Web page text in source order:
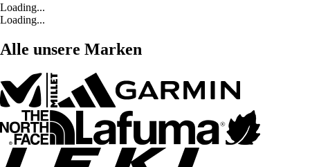
Loading...
Loading...
Alle unsere Marken